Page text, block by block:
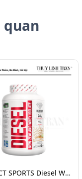
quan
PERFECT SPORTS Diesel Whey Protein/Bột đạm tăng cơ 908g